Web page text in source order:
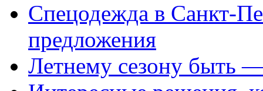
Спецодежда в Санкт-
предложения
Летнему сезону быть